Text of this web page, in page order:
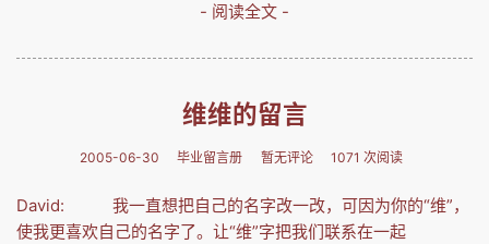
- 阅读全文 -
维维的留言
2005-06-30 毕业留言册 暂无评论 1071 次阅读
David: 我一直想把自己的名字改一改，可因为你的“维”，
使我更喜欢自己的名字了。让“维”字把我们联系在一起